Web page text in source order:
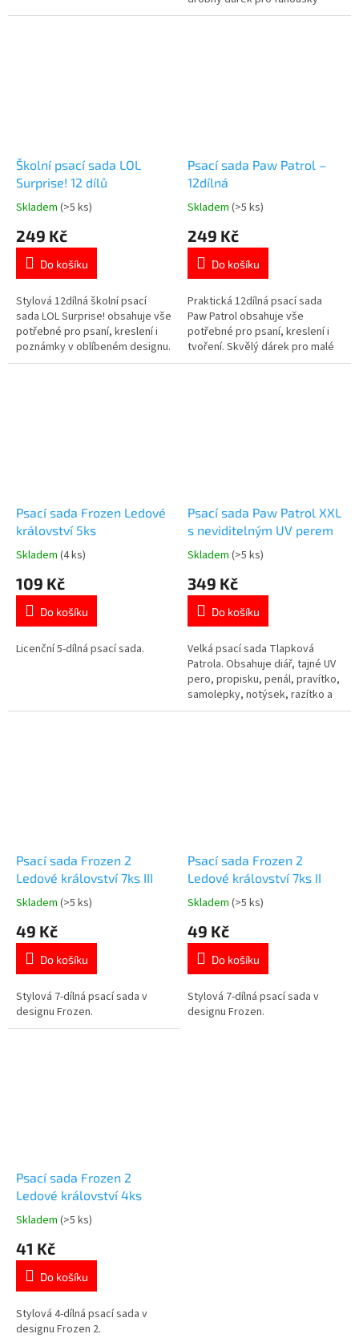
Marvel 🕷️✏️ Více produktů s
Školní psací sada LOL
Surprise! 12 dílů
Průměrné
produktu
5,0
5
hvězdiček.
Skladem (>5 ks)
249 Kč
Do košíku
Stylová 12dílná školní psací
sada LOL Surprise! obsahuje vše
potřebné pro psaní, kreslení i
poznámky v oblíbeném designu.
Součástí sady je kovový penál,
Psací sada Paw Patrol –
12dílná
Průměrné
produktu
5,0
5
hvězdiček.
Skladem (>5 ks)
249 Kč
Do košíku
Praktická 12dílná psací sada
Paw Patrol obsahuje vše
potřebné pro psaní, kreslení i
tvoření. Skvělý dárek pro malé
školáky i fanoušky Tlapkové
Psací sada Frozen Ledové
království 5ks
Průměrné
produktu
5,0
5
Skladem (4 ks)
109 Kč
Do košíku
Licenční 5-dílná psací sada.
Psací sada Paw Patrol XXL
s neviditelným UV perem
Průměrné
produktu
4,7
5
hvězdiček.
Skladem (>5 ks)
349 Kč
Do košíku
Velká psací sada Tlapková
Patrola. Obsahuje diář, tajné UV
pero, propisku, penál, pravítko,
samolepky, notýsek, razítko a
další doplňky.4 Více produktů s
Psací sada Frozen 2
Ledové království 7ks III
Průměrné
produktu
5,0
5
hvězdiček.
Skladem (>5 ks)
49 Kč
Do košíku
Stylová 7-dílná psací sada v
designu Frozen.
Psací sada Frozen 2
Ledové království 7ks II
Průměrné
produktu
5,0
5
hvězdiček.
Skladem (>5 ks)
49 Kč
Do košíku
Stylová 7-dílná psací sada v
designu Frozen.
Psací sada Frozen 2
Ledové království 4ks
Průměrné
produktu
5,0
5
hvězdiček.
Skladem (>5 ks)
41 Kč
Do košíku
Stylová 4-dílná psací sada v
designu Frozen 2.